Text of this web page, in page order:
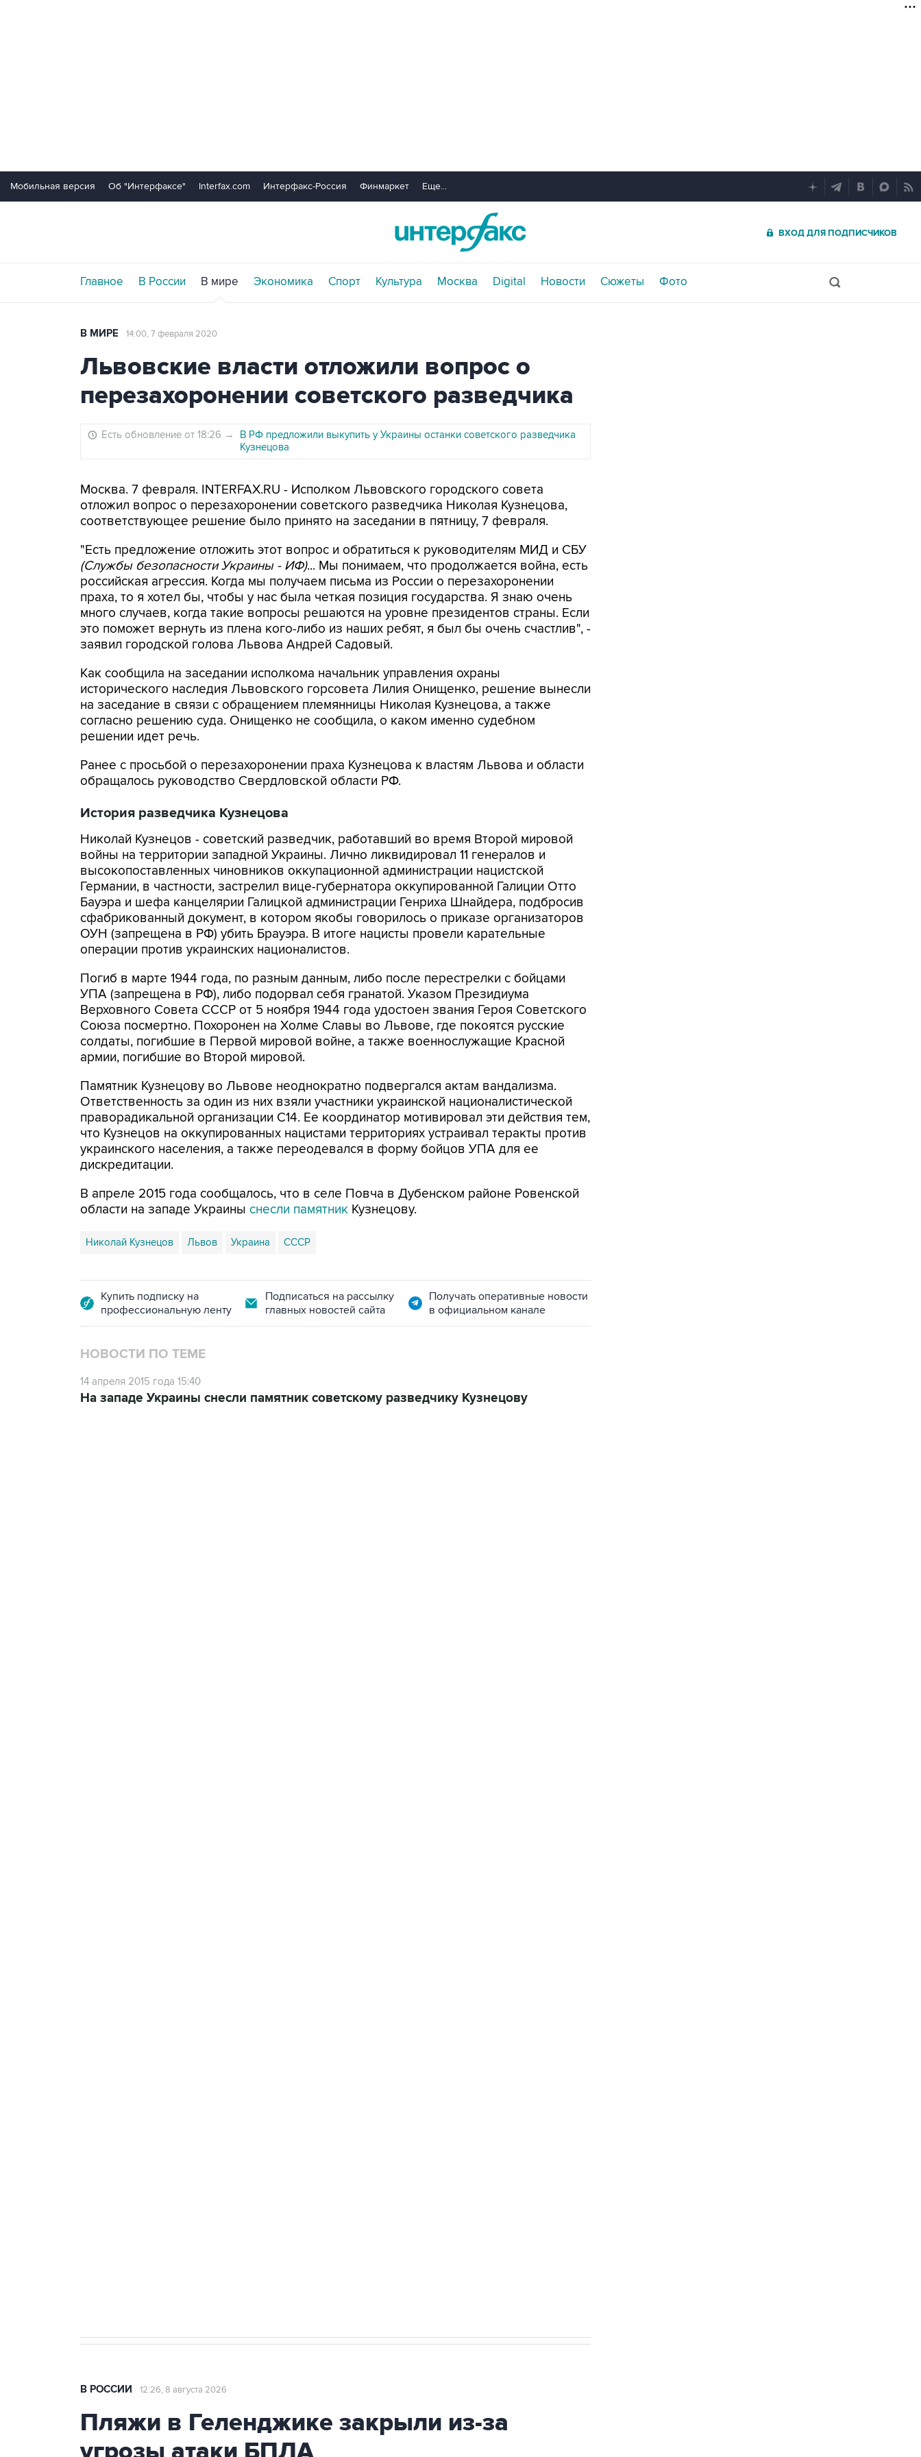
Мобильная версия Об "Интерфаксе" Interfax.com Интерфакс-Россия Финмаркет Еще...
ВХОД ДЛЯ ПОДПИСЧИКОВ
Главное В России В мире Экономика Спорт Культура Москва Digital Новости Сюжеты Фото
В МИРЕ 14:00, 7 февраля 2020
Львовские власти отложили вопрос о
перезахоронении советского разведчика
Есть обновление от 18:26 →
В РФ предложили выкупить у Украины останки советского разведчика
Кузнецова
Москва. 7 февраля. INTERFAX.RU - Исполком Львовского городского совета
отложил вопрос о перезахоронении советского разведчика Николая Кузнецова,
соответствующее решение было принято на заседании в пятницу, 7 февраля.
"Есть предложение отложить этот вопрос и обратиться к руководителям МИД и СБУ
(Службы безопасности Украины - ИФ)... Мы понимаем, что продолжается война, есть
российская агрессия. Когда мы получаем письма из России о перезахоронении
праха, то я хотел бы, чтобы у нас была четкая позиция государства. Я знаю очень
много случаев, когда такие вопросы решаются на уровне президентов страны. Если
это поможет вернуть из плена кого-либо из наших ребят, я был бы очень счастлив", -
заявил городской голова Львова Андрей Садовый.
Как сообщила на заседании исполкома начальник управления охраны
исторического наследия Львовского горсовета Лилия Онищенко, решение вынесли
на заседание в связи с обращением племянницы Николая Кузнецова, а также
согласно решению суда. Онищенко не сообщила, о каком именно судебном
решении идет речь.
Ранее с просьбой о перезахоронении праха Кузнецова к властям Львова и области
обращалось руководство Свердловской области РФ.
История разведчика Кузнецова
Николай Кузнецов - советский разведчик, работавший во время Второй мировой
войны на территории западной Украины. Лично ликвидировал 11 генералов и
высокопоставленных чиновников оккупационной администрации нацистской
Германии, в частности, застрелил вице-губернатора оккупированной Галиции Отто
Бауэра и шефа канцелярии Галицкой администрации Генриха Шнайдера, подбросив
сфабрикованный документ, в котором якобы говорилось о приказе организаторов
ОУН (запрещена в РФ) убить Брауэра. В итоге нацисты провели карательные
операции против украинских националистов.
Погиб в марте 1944 года, по разным данным, либо после перестрелки с бойцами
УПА (запрещена в РФ), либо подорвал себя гранатой. Указом Президиума
Верховного Совета СССР от 5 ноября 1944 года удостоен звания Героя Советского
Союза посмертно. Похоронен на Холме Славы во Львове, где покоятся русские
солдаты, погибшие в Первой мировой войне, а также военнослужащие Красной
армии, погибшие во Второй мировой.
Памятник Кузнецову во Львове неоднократно подвергался актам вандализма.
Ответственность за один из них взяли участники украинской националистической
праворадикальной организации С14. Ее координатор мотивировал эти действия тем,
что Кузнецов на оккупированных нацистами территориях устраивал теракты против
украинского населения, а также переодевался в форму бойцов УПА для ее
дискредитации.
В апреле 2015 года сообщалось, что в селе Повча в Дубенском районе Ровенской
области на западе Украины снесли памятник Кузнецову.
Николай Кузнецов Львов Украина СССР
Купить подписку на
профессиональную ленту
Подписаться на рассылку
главных новостей сайта
Получать оперативные новости
в официальном канале
НОВОСТИ ПО ТЕМЕ
14 апреля 2015 года 15:40
На западе Украины снесли памятник советскому разведчику Кузнецову
В РОССИИ 12:26, 8 августа 2026
Пляжи в Геленджике закрыли из-за